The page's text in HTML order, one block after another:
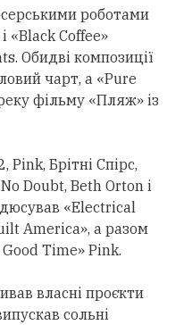
роботами
«Black Coffee»
Обидві композиції
чарт, а «Pure
фільму «Пляж» із
Pink, Брітні Спірс,
Doubt, Beth Orton і
«Electrical
America», а разом
Time» Pink.
власні проєкти
сольні